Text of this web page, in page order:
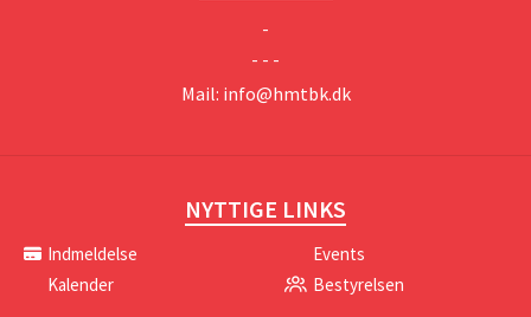
-
- - -
Mail: info@hmtbk.dk
NYTTIGE LINKS
Indmeldelse
Events
Kalender
Bestyrelsen